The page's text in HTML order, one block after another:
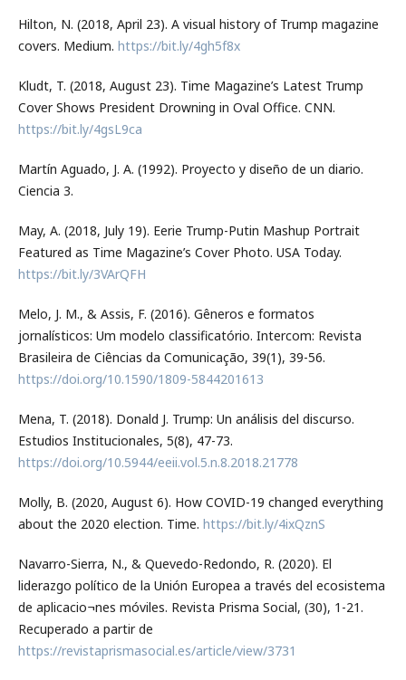
Hilton, N. (2018, April 23). A visual history of Trump magazine
covers. Medium. https://bit.ly/4gh5f8x
Kludt, T. (2018, August 23). Time Magazine’s Latest Trump
Cover Shows President Drowning in Oval Office. CNN.
https://bit.ly/4gsL9ca
Martín Aguado, J. A. (1992). Proyecto y diseño de un diario.
Ciencia 3.
May, A. (2018, July 19). Eerie Trump-Putin Mashup Portrait
Featured as Time Magazine’s Cover Photo. USA Today.
https://bit.ly/3VArQFH
Melo, J. M., & Assis, F. (2016). Gêneros e formatos
jornalísticos: Um modelo classificatório. Intercom: Revista
Brasileira de Ciências da Comunicação, 39(1), 39-56.
https://doi.org/10.1590/1809-5844201613
Mena, T. (2018). Donald J. Trump: Un análisis del discurso.
Estudios Institucionales, 5(8), 47-73.
https://doi.org/10.5944/eeii.vol.5.n.8.2018.21778
Molly, B. (2020, August 6). How COVID-19 changed everything
about the 2020 election. Time. https://bit.ly/4ixQznS
Navarro-Sierra, N., & Quevedo-Redondo, R. (2020). El
liderazgo político de la Unión Europea a través del ecosistema
de aplicacio¬nes móviles. Revista Prisma Social, (30), 1-21.
Recuperado a partir de
https://revistaprismasocial.es/article/view/3731